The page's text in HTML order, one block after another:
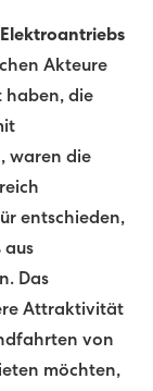
Akteure
haben, die
waren die
entschieden,
aus
Das
Attraktivität
von
möchten,